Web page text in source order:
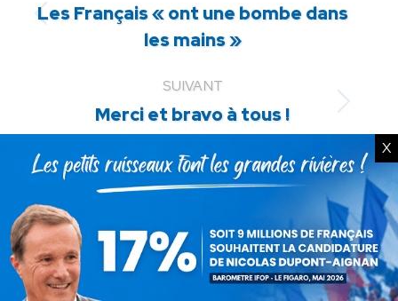
Article
précédent
Les Français « ont une bombe dans
les mains »
SUIVANT
Article
suivant
Merci et bravo à tous !
ARTICLES LIÉS
Communiqué : La protection
de nos enfants se joue sur le
X